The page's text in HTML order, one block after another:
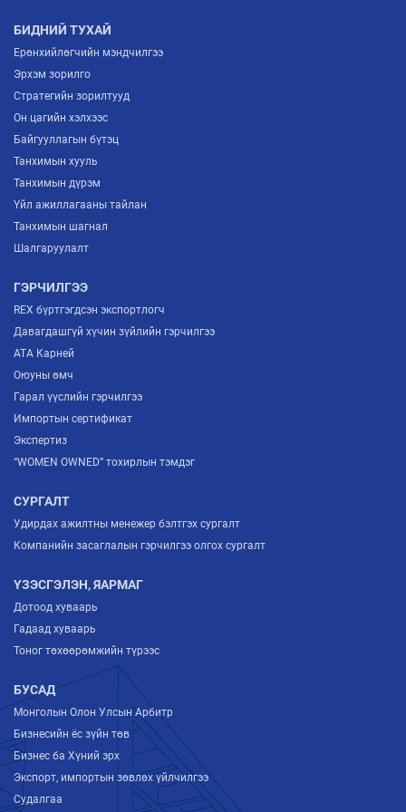
БИДНИЙ ТУХАЙ
Ерөнхийлөгчийн мэндчилгээ
Эрхэм зорилго
Стратегийн зорилтууд
Он цагийн хэлхээс
Байгууллагын бүтэц
Танхимын хууль
Танхимын дүрэм
Үйл ажиллагааны тайлан
Танхимын шагнал
Шалгаруулалт
ГЭРЧИЛГЭЭ
REX бүртгэгдсэн экспортлогч
Давагдашгүй хүчин зүйлийн гэрчилгээ
ATA Карней
Оюуны өмч
Гарал үүслийн гэрчилгээ
Импортын сертификат
Экспертиз
“WOMEN OWNED” тохирлын тэмдэг
СУРГАЛТ
Удирдах ажилтны менежер бэлтгэх сургалт
Компанийн засаглалын гэрчилгээ олгох сургалт
ҮЗЭСГЭЛЭН, ЯАРМАГ
Дотоод хуваарь
Гадаад хуваарь
Тоног төхөөрөмжийн түрээс
БУСАД
Монголын Олон Улсын Арбитр
Бизнесийн ёс зүйн төв
Бизнес ба Хүний эрх
Экспорт, импортын зөвлөх үйлчилгээ
Судалгаа